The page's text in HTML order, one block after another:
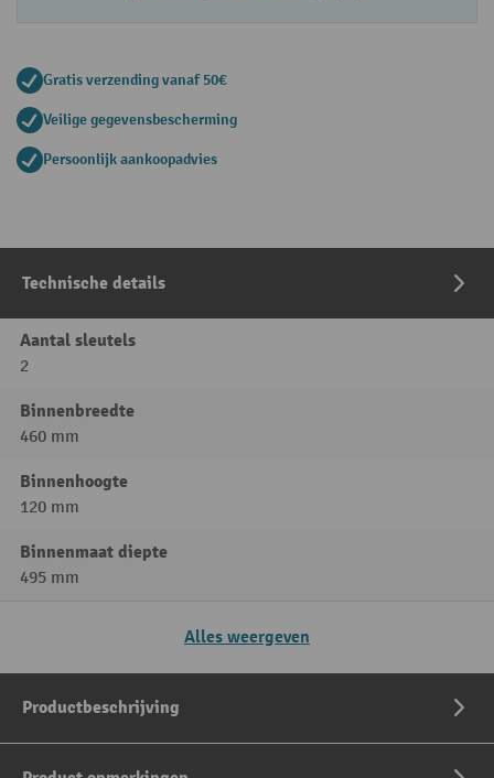
Gratis verzending vanaf 50€
Veilige gegevensbescherming
Persoonlijk aankoopadvies
Technische details
Aantal sleutels
2
Binnenbreedte
460 mm
Binnenhoogte
120 mm
Binnenmaat diepte
495 mm
Alles weergeven
Productbeschrijving